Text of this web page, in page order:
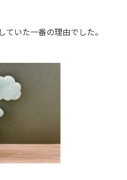
ていた一番の理由でした。